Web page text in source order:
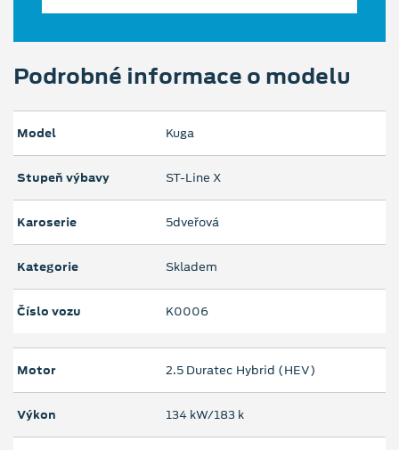
Podrobné informace o modelu
Model Kuga
Stupeň výbavy ST-Line X
Karoserie 5dveřová
Kategorie Skladem
Číslo vozu K0006
Motor 2.5 Duratec Hybrid (HEV)
Výkon 134 kW/183 k